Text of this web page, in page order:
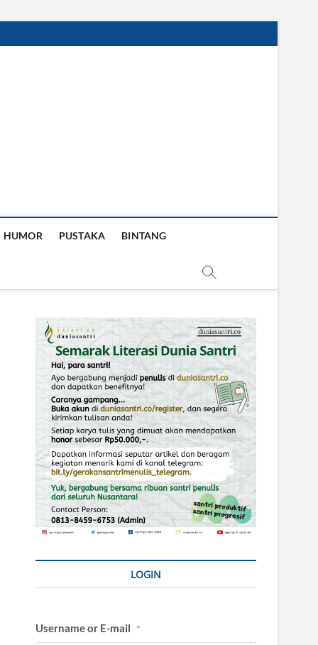
HUMOR PUSTAKA BINTANG
LOGIN
Username or E-mail *